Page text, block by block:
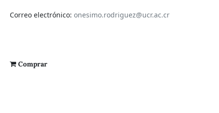
Correo electrónico: onesimo.rodriguez@ucr.ac.cr
Comprar